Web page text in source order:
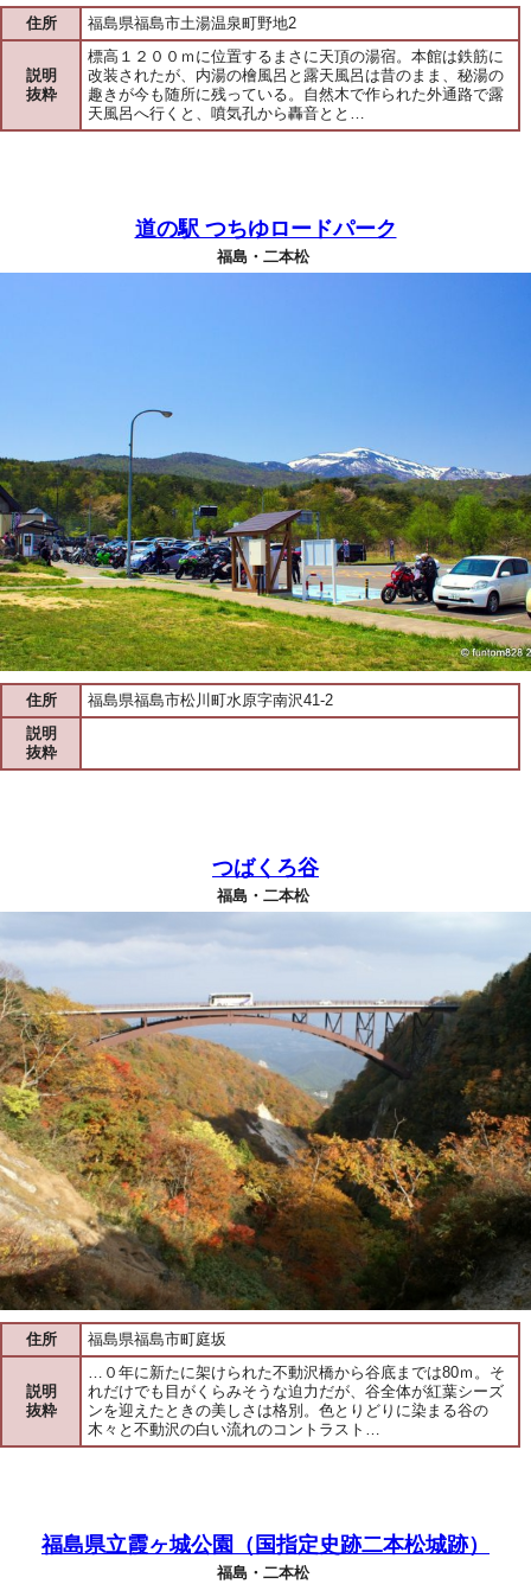
住所 福島県福島市土湯温泉町野地2
説明
抜粋
標高１２００ｍに位置するまさに天頂の湯宿。本館は鉄筋に
改装されたが、内湯の檜風呂と露天風呂は昔のまま、秘湯の
趣きが今も随所に残っている。自然木で作られた外通路で露
天風呂へ行くと、噴気孔から轟音とと…
道の駅 つちゆロードパーク
福島・二本松
住所
福島県福島市松川町水原字南沢41-2
説明
抜粋
つばくろ谷
福島・二本松
住所 福島県福島市町庭坂
説明
抜粋
…０年に新たに架けられた不動沢橋から谷底までは80ｍ。そ
れだけでも目がくらみそうな迫力だが、谷全体が紅葉シーズ
ンを迎えたときの美しさは格別。色とりどりに染まる谷の
木々と不動沢の白い流れのコントラスト…
福島県立霞ヶ城公園（国指定史跡二本松城跡）
福島・二本松